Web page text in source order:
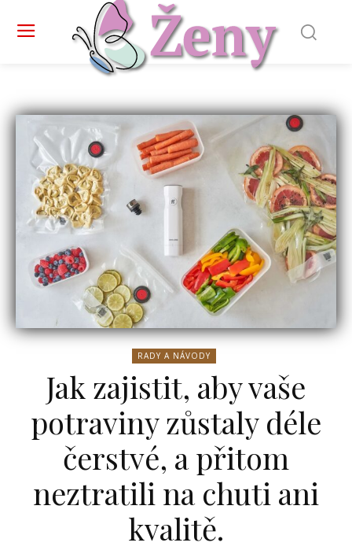
RADY A NÁVODY
Jak zajistit, aby vaše
potraviny zůstaly déle
čerstvé, a přitom
neztratili na chuti ani
kvalitě.